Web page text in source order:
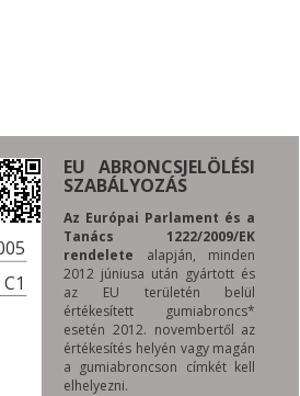
C1
EU ABRONCSJELÖLÉSI
SZABÁLYOZÁS
Az Európai Parlament és a
Tanács 1222/2009/EK
rendelete alapján, minden
2012 júniusa után gyártott és
az EU területén belül
értékesített gumiabroncs*
esetén 2012. novembertől az
értékesítés helyén vagy magán
a gumiabroncson címkét kell
elhelyezni.